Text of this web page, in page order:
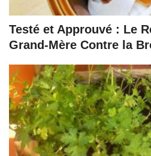
Testé et Approuvé : Le
Grand-Mère Contre la